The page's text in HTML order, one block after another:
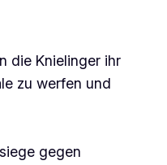
die Knielinger ihr
zu werfen und
gegen